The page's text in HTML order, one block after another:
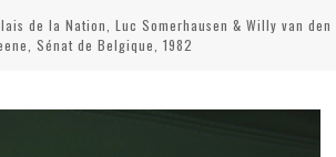
de la Nation, Luc Somerhausen & Willy van den
Sénat de Belgique, 1982